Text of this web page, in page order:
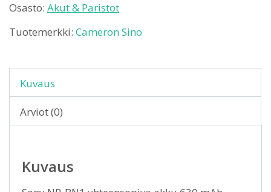
Osasto: Akut & Paristot
Tuotemerkki: Cameron Sino
Kuvaus
Arviot (0)
Kuvaus